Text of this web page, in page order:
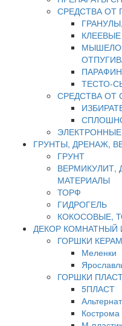
СРЕДСТВА ОТ
ТЕСТО-
СРЕДСТВА ОТ
ГРУНТЫ, ДРЕНАЖ,
ГРУНТ
ВЕРМИКУЛИТ,
МАТЕРИАЛЫ
ТОРФ
ГИДРОГЕЛЬ
КОКОСОВЫЕ,
ДЕКОР КОМНАТНЫЙ
ГОРШКИ
Меленки
ГОРШКИ
5ПЛАСТ
Кострома